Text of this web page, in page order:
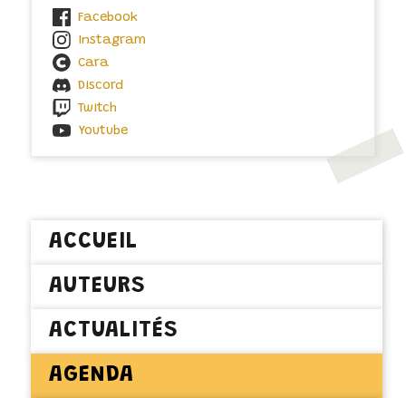
Facebook
Instagram
Cara
Discord
Twitch
Youtube
ACCUEIL
AUTEURS
ACTUALITÉS
AGENDA